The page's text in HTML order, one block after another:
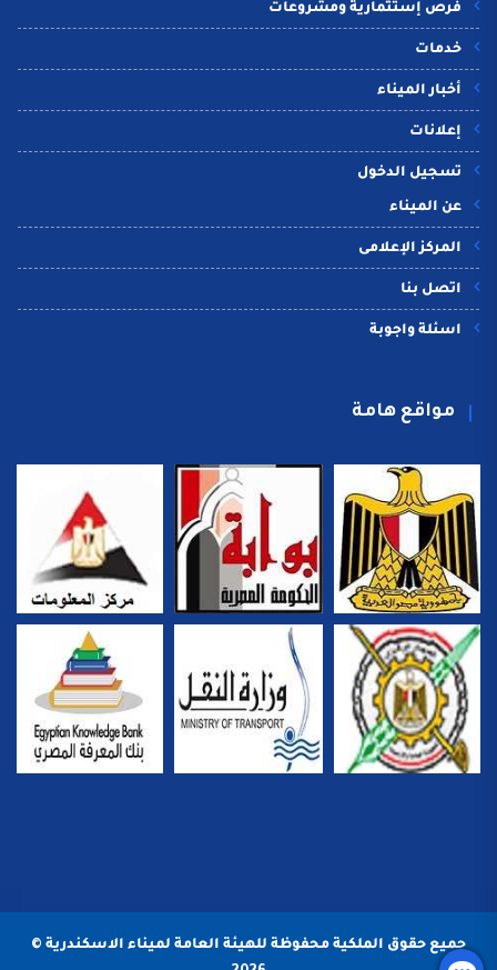
فرص إستثمارية ومشروعات
خدمات
أخبار الميناء
إعلانات
تسجيل الدخول
عن الميناء
المركز الإعلامى
اتصل بنا
اسئلة واجوبة
مواقع هامة
جميع حقوق الملكية محفوظة للهيئة العامة لميناء الاسكندرية ©